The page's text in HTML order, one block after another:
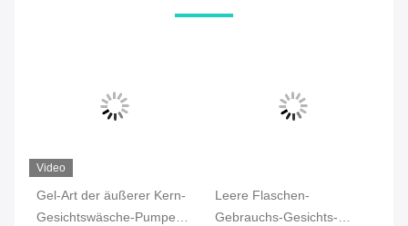
Leere Flaschen-
Gebrauchs-Gesichts-
Schäumende Art
Gesichtsbehandlung